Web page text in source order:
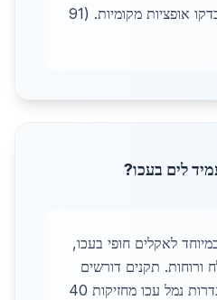
לפרויקטים משולבים. בדקו אופציות מקומיות. (91
לים בעכו?
לאקלים חופי בעכו,
ורוחות. תקנים דורשים
עובי מוגבר. דוגמאות: גדרות נמל עכו מחזיקות 40